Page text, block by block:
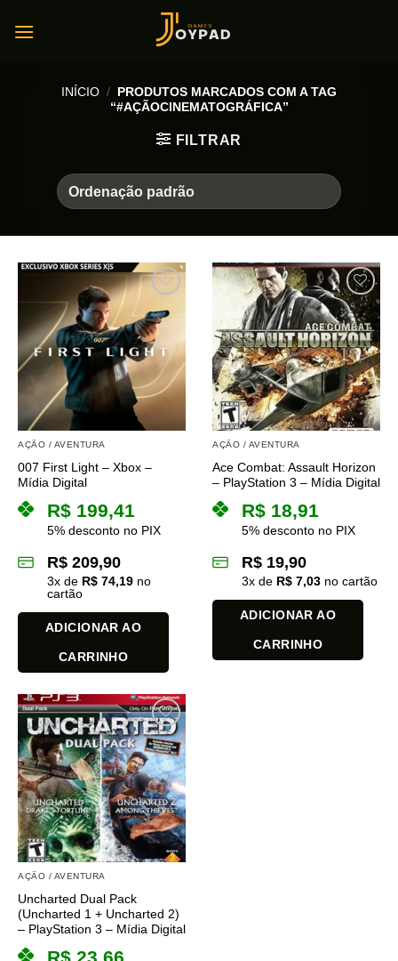
INÍCIO / PRODUTOS MARCADOS COM A TAG
“#AÇÃOCINEMATOGRÁFICA”
FILTRAR
AÇÃO / AVENTURA
007 First Light – Xbox –
Mídia Digital
R$ 199,41
5% desconto no PIX
R$ 209,90
3x de R$ 74,19 no
cartão
ADICIONAR AO
CARRINHO
AÇÃO / AVENTURA
Ace Combat: Assault Horizon
– PlayStation 3 – Mídia Digital
R$ 18,91
5% desconto no PIX
R$ 19,90
3x de R$ 7,03 no cartão
ADICIONAR AO
CARRINHO
AÇÃO / AVENTURA
Uncharted Dual Pack
(Uncharted 1 + Uncharted 2)
– PlayStation 3 – Mídia Digital
R$ 23,66